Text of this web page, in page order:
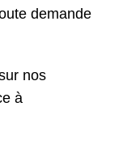
demande
nos
à